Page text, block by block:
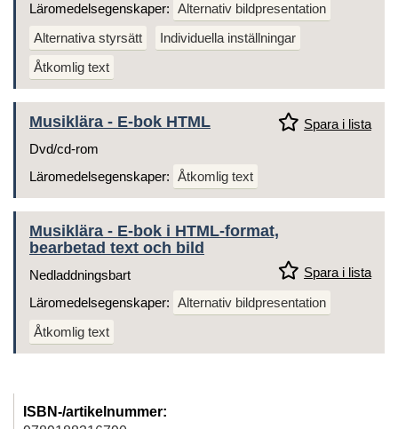
Läromedelsegenskaper: Alternativ bildpresentation
Alternativa styrsätt
Individuella inställningar
Åtkomlig text
Musiklära - E-bok HTML
Spara i lista
Dvd/cd-rom
Läromedelsegenskaper: Åtkomlig text
Musiklära - E-bok i HTML-format,
bearbetad text och bild
Spara i lista
Nedladdningsbart
Läromedelsegenskaper: Alternativ bildpresentation
Åtkomlig text
ISBN-/artikelnummer: